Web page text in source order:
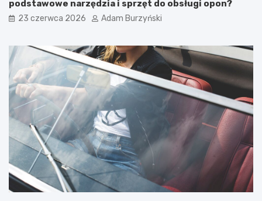
a
z
y
–
j
a
k
i
ę
h
o
w
i
ę
a
ć
w
y
b
e
r
c
w
a
podstawowe narzędzia i sprzęt do obsługi opon?
23 czerwca 2026 Adam Burzyński